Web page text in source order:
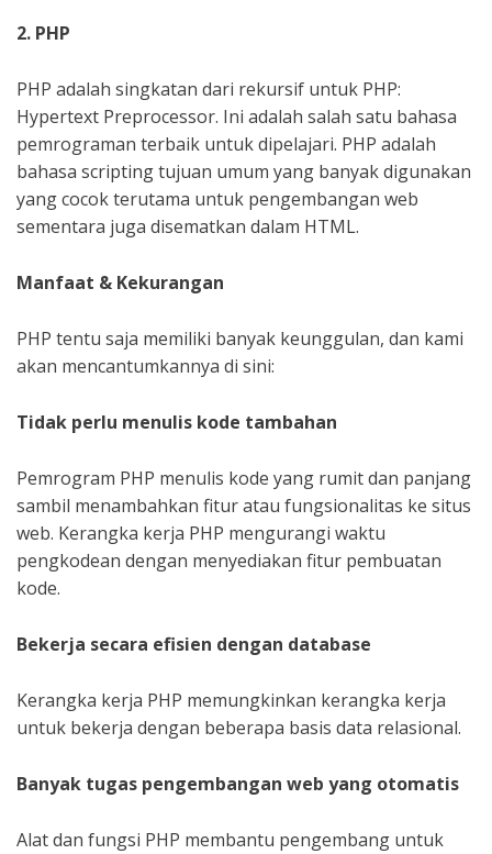
2. PHP
PHP adalah singkatan dari rekursif untuk PHP:
Hypertext Preprocessor. Ini adalah salah satu bahasa
pemrograman terbaik untuk dipelajari. PHP adalah
bahasa scripting tujuan umum yang banyak digunakan
yang cocok terutama untuk pengembangan web
sementara juga disematkan dalam HTML.
Manfaat & Kekurangan
PHP tentu saja memiliki banyak keunggulan, dan kami
akan mencantumkannya di sini:
Tidak perlu menulis kode tambahan
Pemrogram PHP menulis kode yang rumit dan panjang
sambil menambahkan fitur atau fungsionalitas ke situs
web. Kerangka kerja PHP mengurangi waktu
pengkodean dengan menyediakan fitur pembuatan
kode.
Bekerja secara efisien dengan database
Kerangka kerja PHP memungkinkan kerangka kerja
untuk bekerja dengan beberapa basis data relasional.
Banyak tugas pengembangan web yang otomatis
Alat dan fungsi PHP membantu pengembang untuk